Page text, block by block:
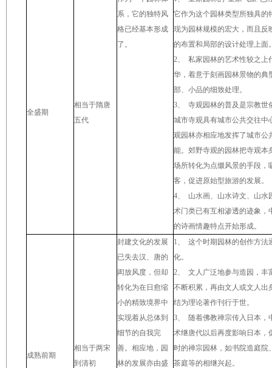
全盛期
相当于隋唐
五代
系，它的独特风
格已经基本形成
了。
它作为这个园林类型所独具的
现为园林规模的宏大，而且反
的布置和局部的设计处理上面
2、
私家园林的艺术性较之上
华，着意于刻画园林景物的典
部、小品的细致处理。
3、
寺观园林的普及是宗教世
城市寺观具有城市公共交往中
观园林亦相应地发挥了城市公
能。郊野寺观的园林把寺观本
场所转化为点缀风景的手段，
客，促进原始型旅游的发展。
4、
山水画、山水诗文、山水
术门类已有互相渗透的迹象，
的诗画情趣特点开始形成。
成熟前期
相当于两宋
到清初
封建文化的发展
已失去汉、唐的
闳放风度，但却
转化为在日愈缩
小的精致境界中
实现着从总体到
细节的自我完
善。相应地，园
林的发展亦由盛
1、
这个时期园林的创作方法
化。
2、
文人广泛地参与造园，丰
不断积累，再由文人或文人出
结为理论著作刊行于世。
3、
随着佛教禅宗传入日本，
术继唐代以后再度影响日本，
时的禅宗园林，如书院造庭院
茶庭等的相继兴起。